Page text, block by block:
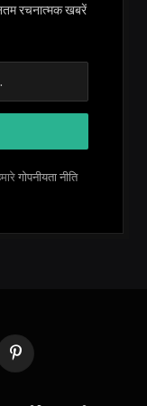
रचनात्मक खबरें
गोपनीयता नीति
Pinterest